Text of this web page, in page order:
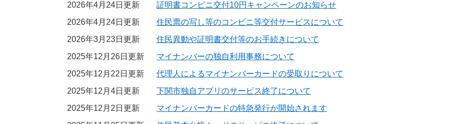
2026年4月24日更新
証明書コンビニ交付10円キャンペーンのお知らせ
2026年4月24日更新
住民票の写し等のコンビニ等交付サービスについて
2026年3月23日更新
住民異動や証明書交付等のお手続きについて
2025年12月26日更新
マイナンバーの独自利用事務について
2025年12月22日更新
代理人によるマイナンバーカードの受取りについて
2025年12月4日更新
下関市独自アプリのサービス終了について
2025年12月2日更新
マイナンバーカードの特急発行が開始されます